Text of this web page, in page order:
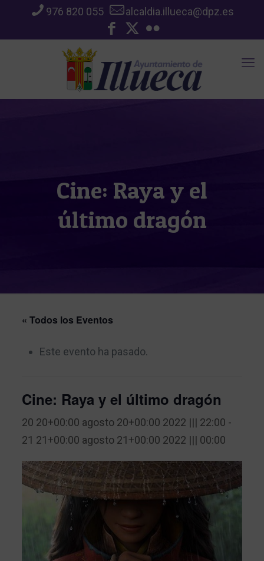
976 820 055 alcaldia.illueca@dpz.es
Cine: Raya y el
último dragón
« Todos los Eventos
Este evento ha pasado.
Cine: Raya y el último dragón
20 20+00:00 agosto 20+00:00 2022 ||| 22:00 -
21 21+00:00 agosto 21+00:00 2022 ||| 00:00